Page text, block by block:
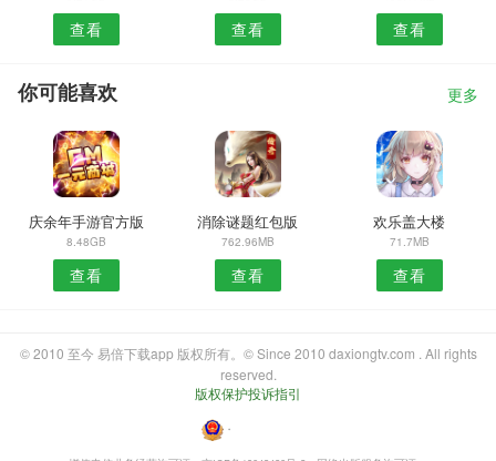
查看 查看 查看
你可能喜欢 更多
庆余年手游官方版
8.48GB
查看
消除谜题红包版
762.96MB
查看
欢乐盖大楼
71.7MB
查看
© 2010 至今 易倍下载app 版权所有。© Since 2010 daxiongtv.com . All rights
reserved.
版权保护投诉指引
・